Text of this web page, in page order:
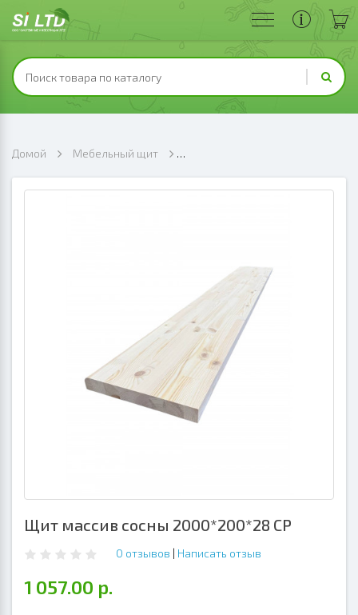
Домой Мебельный щит
Щит массив сосны 2000*200*28 СР
0 отзывов | Написать отзыв
1 057.00 р.